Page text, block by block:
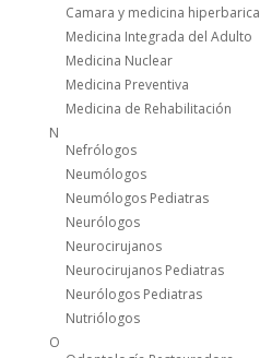
Camara y medicina hiperbarica
Medicina Integrada del Adulto
Medicina Nuclear
Medicina Preventiva
Medicina de Rehabilitación
N
Nefrólogos
Neumólogos
Neumólogos Pediatras
Neurólogos
Neurocirujanos
Neurocirujanos Pediatras
Neurólogos Pediatras
Nutriólogos
O